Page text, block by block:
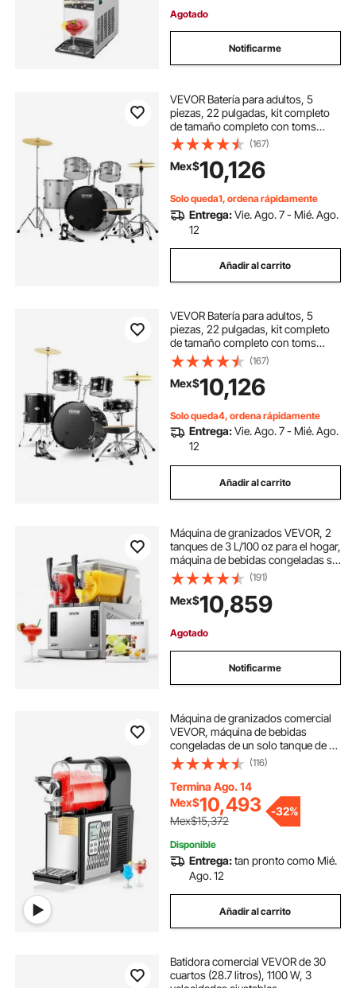
Agotado
Notificarme
VEVOR Batería para adultos, 5
piezas, 22 pulgadas, kit completo
de tamaño completo con toms
bajos, caja, bombo de suelo, trono
ajustable, platillos, hi-hat, pedal y
baquetas, kit de batería para
principiantes para adultos, color
plateado
(167)
Mex$10,126
Solo queda1, ordena rápidamente
Entrega:Vie. Ago. 7 - Mié. Ago.
12
Añadir al carrito
VEVOR Batería para adultos, 5
piezas, 22 pulgadas, kit completo
de tamaño completo con toms
bajos, caja, bombo de suelo, trono
ajustable, platillos, hi-hat, pedal y
baquetas, kit de batería para
principiantes para adultos, color
negro
(167)
Mex$10,126
Solo queda4, ordena rápidamente
Entrega:Vie. Ago. 7 - Mié. Ago.
12
Añadir al carrito
Máquina de granizados VEVOR, 2
tanques de 3 L/100 oz para el hogar,
máquina de bebidas congeladas sin
hielo, máquina para margaritas con
autolimpieza, para margaritas
congeladas, frappés, batidos y
(191)
Mex$10,859
Agotado
Notificarme
Máquina de granizados comercial
VEVOR, máquina de bebidas
congeladas de un solo tanque de 3
L, máquina de acero inoxidable
para preparar 12 tazas de
margaritas, batidos y bebidas
congeladas, ideal para fiestas en
casa, restaurantes, cafeterías y
bares.
(116)
Termina Ago. 14
Mex$10,493
Mex$15,372
-32%
Disponible
Entrega:tan pronto como Mié.
Ago. 12
Añadir al carrito
Batidora comercial VEVOR de 30
cuartos (28.7 litros), 1100 W, 3